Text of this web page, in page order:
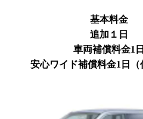
基本料金
追加１日
車両補償料金1日
安心ワイド補償料金1日（